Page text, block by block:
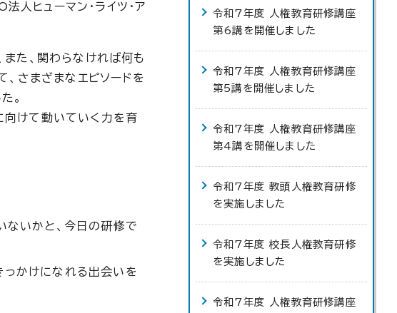
人ヒューマン・ライツ・ア
た、関わらなければ何も
、さまざまなエピソードを
。
向けて動いていく力を育
ないかと、今日の研修で
っかけになれる出会いを
令和7年度 人権教育研修講座
第6講を開催しました
令和7年度 人権教育研修講座
第5講を開催しました
令和7年度 人権教育研修講座
第4講を開催しました
令和7年度 教頭人権教育研修
を実施しました
令和7年度 校長人権教育研修
を実施しました
令和7年度 人権教育研修講座